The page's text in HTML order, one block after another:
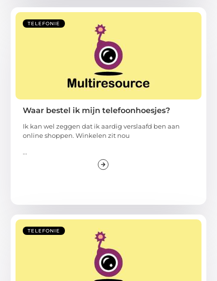
TELEFONIE
Waar bestel ik mijn telefoonhoesjes?
Ik kan wel zeggen dat ik aardig verslaafd ben aan
online shoppen. Winkelen zit nou
...
TELEFONIE